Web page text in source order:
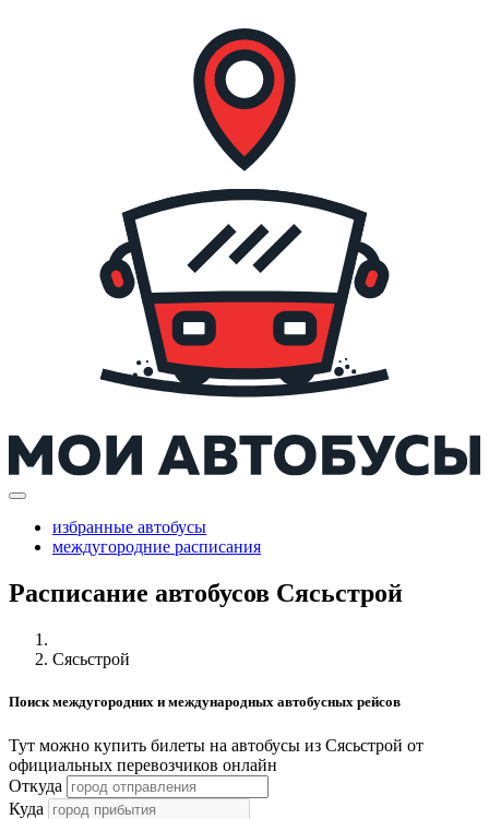
избранные автобусы
междугородние расписания
Расписание автобусов Сясьстрой
Сясьстрой
Поиск междугородних и международных автобусных рейсов
Тут можно купить билеты на автобусы из Сясьстрой от
официальных перевозчиков онлайн
Откуда
Куда